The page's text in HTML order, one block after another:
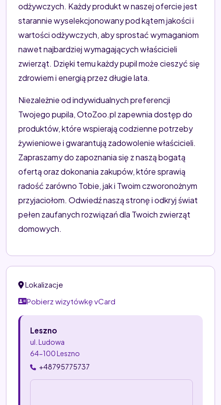
odżywczych. Każdy produkt w naszej ofercie jest
starannie wyselekcjonowany pod kątem jakości i
wartości odżywczych, aby sprostać wymaganiom
nawet najbardziej wymagających właścicieli
zwierząt. Dzięki temu każdy pupil może cieszyć się
zdrowiem i energią przez długie lata.
Niezależnie od indywidualnych preferencji
Twojego pupila, OtoZoo.pl zapewnia dostęp do
produktów, które wspierają codzienne potrzeby
żywieniowe i gwarantują zadowolenie właścicieli.
Zapraszamy do zapoznania się z naszą bogatą
ofertą oraz dokonania zakupów, które sprawią
radość zarówno Tobie, jak i Twoim czworonożnym
przyjaciołom. Odwiedź naszą stronę i odkryj świat
pełen zaufanych rozwiązań dla Twoich zwierząt
domowych.
Lokalizacje
Pobierz wizytówkę vCard
Leszno
ul. Ludowa
64-100 Leszno
+48795775737